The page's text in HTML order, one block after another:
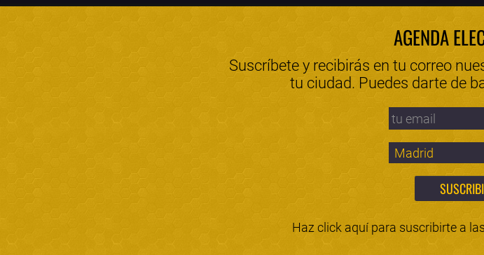
AGENDA
Suscríbete y recibirás en tu correo
tu ciudad. Puedes darte de
Haz click aquí para suscribirte a